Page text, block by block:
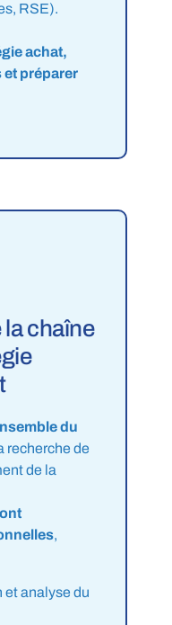
RSE).
achat,
et préparer
la chaîne
du
recherche de
de la
,
et analyse du